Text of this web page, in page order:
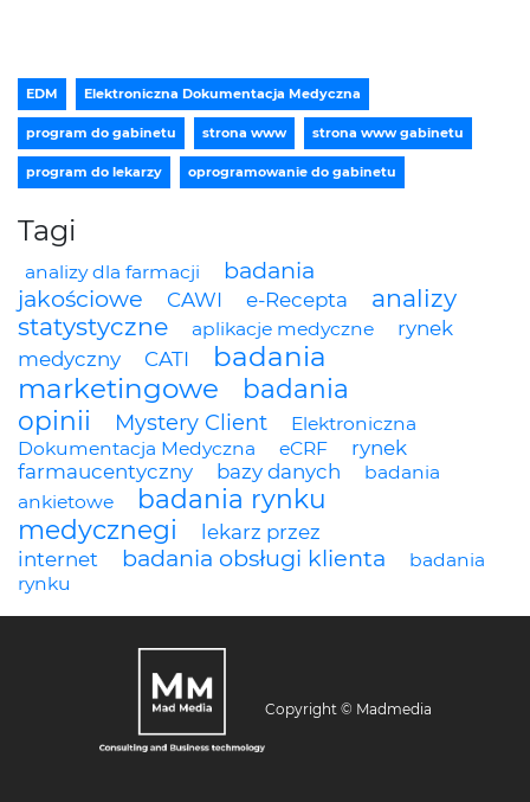
EDM Elektroniczna Dokumentacja Medyczna
program do gabinetu strona www strona www gabinetu
program do lekarzy oprogramowanie do gabinetu
Tagi
analizy dla farmacji
badania
jakościowe
CAWI e-Recepta
analizy
statystyczne
aplikacje medyczne
rynek
medyczny
CATI
badania
marketingowe
badania
opinii
Mystery Client
Elektroniczna
Dokumentacja Medyczna
eCRF
rynek
farmaucentyczny
bazy danych
badania
ankietowe
badania rynku
medycznegi
lekarz przez
internet
badania obsługi klienta
badania
rynku
Copyright © Madmedia